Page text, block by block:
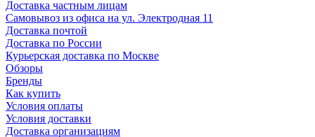
Доставка частным лицам
Самовывоз из офиса на ул. Электродная 11
Доставка почтой
Доставка по России
Курьерская доставка по Москве
Обзоры
Бренды
Как купить
Условия оплаты
Условия доставки
Доставка организациям